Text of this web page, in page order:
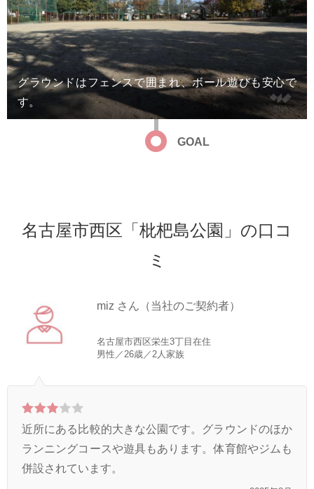
グラウンドはフェンスで囲まれ、ボール遊びも安心で
す。
GOAL
名古屋市西区「枇杷島公園」の口コ
ミ
miz さん（当社のご契約者）
名古屋市西区栄生3丁目在住
男性／26歳／2人家族
近所にある比較的大きな公園です。グラウンドのほか
ランニングコースや遊具もあります。体育館やジムも
併設されています。